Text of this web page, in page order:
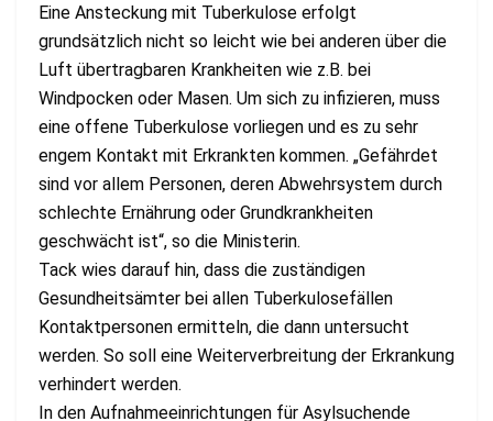
Eine Ansteckung mit Tuberkulose erfolgt
grundsätzlich nicht so leicht wie bei anderen über die
Luft übertragbaren Krankheiten wie z.B. bei
Windpocken oder Masen. Um sich zu infizieren, muss
eine offene Tuberkulose vorliegen und es zu sehr
engem Kontakt mit Erkrankten kommen. „Gefährdet
sind vor allem Personen, deren Abwehrsystem durch
schlechte Ernährung oder Grundkrankheiten
geschwächt ist“, so die Ministerin.
Tack wies darauf hin, dass die zuständigen
Gesundheitsämter bei allen Tuberkulosefällen
Kontaktpersonen ermitteln, die dann untersucht
werden. So soll eine Weiterverbreitung der Erkrankung
verhindert werden.
In den Aufnahmeeinrichtungen für Asylsuchende